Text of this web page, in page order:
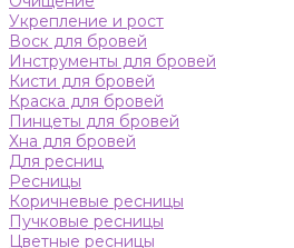
Укрепление и рост
Воск для бровей
Инструменты для бровей
Кисти для бровей
Краска для бровей
Пинцеты для бровей
Хна для бровей
Для ресниц
Ресницы
Коричневые ресницы
Пучковые ресницы
Цветные ресницы